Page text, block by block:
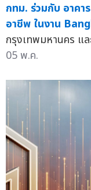
กทม. ร่วมกับ อาคา
อาชีพ ในงาน
กรุงเทพมหานคร แล
05 พ.ค.